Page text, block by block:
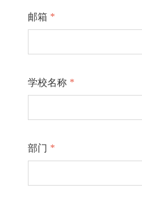
邮箱 *
学校名称 *
部门 *